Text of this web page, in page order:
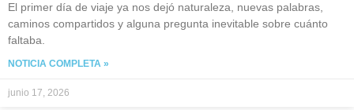
El primer día de viaje ya nos dejó naturaleza, nuevas palabras,
caminos compartidos y alguna pregunta inevitable sobre cuánto
faltaba.
NOTICIA COMPLETA »
junio 17, 2026